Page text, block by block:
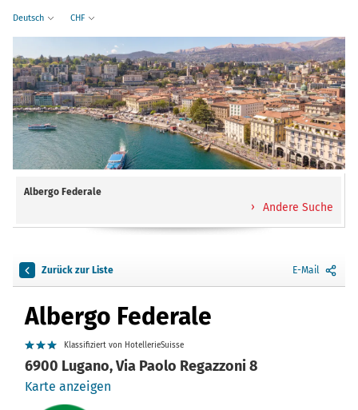
Deutsch CHF
Albergo Federale
Andere Suche
Zurück zur Liste E-Mail
Albergo Federale
Klassifiziert von HotellerieSuisse
6900 Lugano, Via Paolo Regazzoni 8
Karte anzeigen